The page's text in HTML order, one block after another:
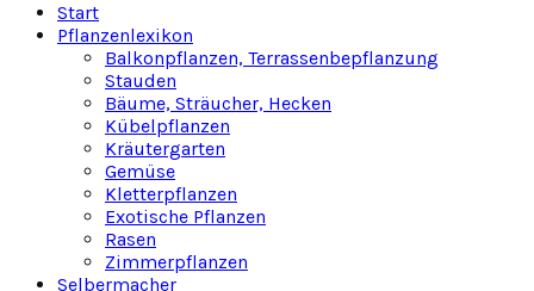
Start
Pflanzenlexikon
Balkonpflanzen, Terrassenbepflanzung
Stauden
Bäume, Sträucher, Hecken
Kübelpflanzen
Kräutergarten
Gemüse
Kletterpflanzen
Exotische Pflanzen
Rasen
Zimmerpflanzen
Selbermacher